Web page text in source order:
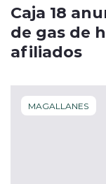
Caja 18
de gas de
afiliados
MAGALLANES